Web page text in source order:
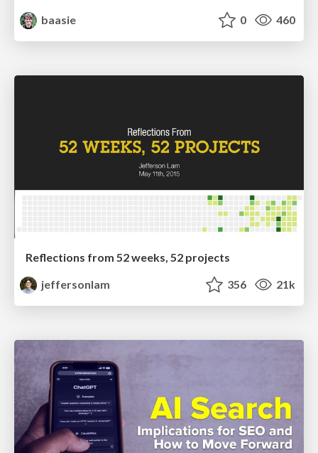
baasie
0 460
Reflections from 52 weeks, 52 projects
jeffersonlam
356 21k